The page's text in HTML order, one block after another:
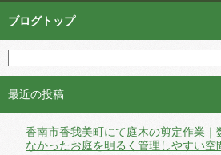
ブログトップ
最近の投稿
香南市香我美町にて庭木の剪定作業
なかったお庭を明るく管理しやすい空